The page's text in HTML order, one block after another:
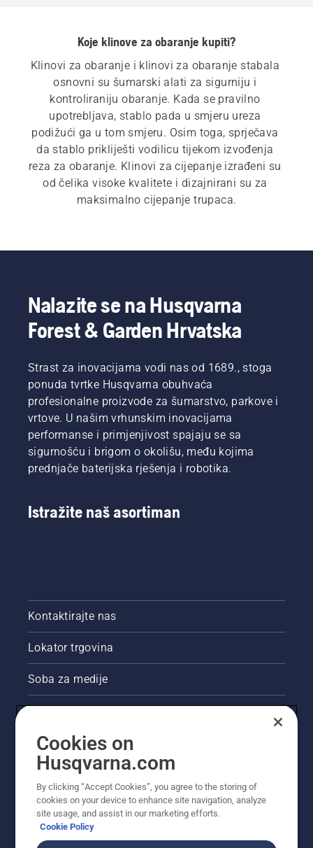
Koje klinove za obaranje kupiti?
Klinovi za obaranje i klinovi za obaranje stabala
osnovni su šumarski alati za sigurniju i
kontroliraniju obaranje. Kada se pravilno
upotrebljava, stablo pada u smjeru ureza
podižući ga u tom smjeru. Osim toga, sprječava
da stablo prikliješti vodilicu tijekom izvođenja
reza za obaranje. Klinovi za cijepanje izrađeni su
od čelika visoke kvalitete i dizajnirani su za
maksimalno cijepanje trupaca.
Nalazite se na Husqvarna
Forest & Garden Hrvatska
Strast za inovacijama vodi nas od 1689., stoga
ponuda tvrtke Husqvarna obuhvaća
profesionalne proizvode za šumarstvo, parkove i
vrtove. U našim vrhunskim inovacijama
performanse i primjenjivost spajaju se sa
sigurnošću i brigom o okolišu, među kojima
prednjače baterijska rješenja i robotika.
Istražite naš asortiman
Kontaktirajte nas
Lokator trgovina
Soba za medije
Akcije
Pravne informacije o proizvodu
Ostale stranice tvrtke Husqvarna
Cookies on
Husqvarna.com
By clicking “Accept Cookies”, you agree to the storing of
cookies on your device to enhance site navigation, analyze
site usage, and assist in our marketing efforts.
Cookie Policy